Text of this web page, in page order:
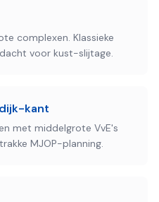
complexen. Klassieke
voor kust-slijtage.
kant
met middelgrote VvE's
MJOP-planning.